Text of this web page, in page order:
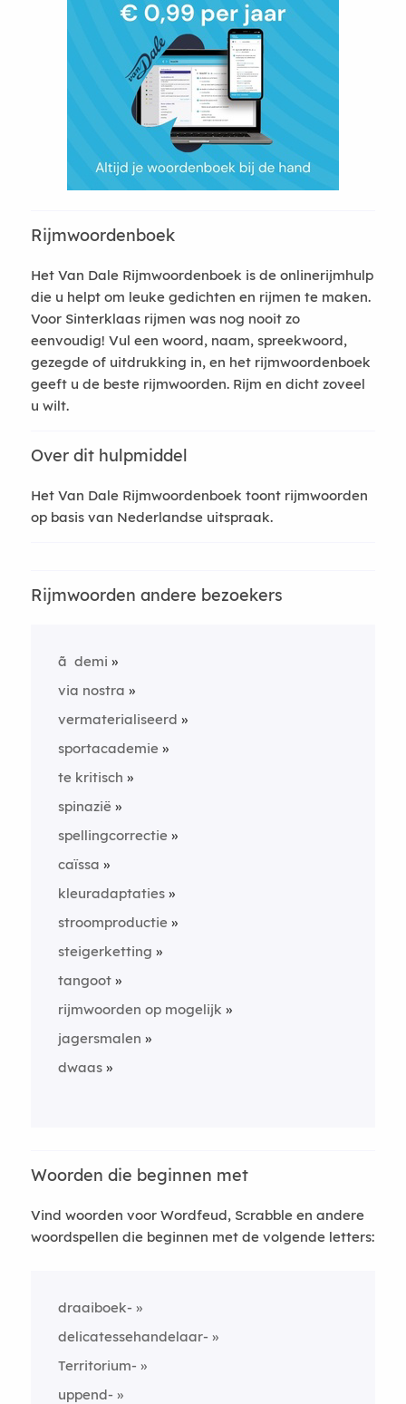
Rijmwoordenboek
Het Van Dale Rijmwoordenboek is de onlinerijmhulp
die u helpt om leuke gedichten en rijmen te maken.
Voor Sinterklaas rijmen was nog nooit zo
eenvoudig! Vul een woord, naam, spreekwoord,
gezegde of uitdrukking in, en het rijmwoordenboek
geeft u de beste rijmwoorden. Rijm en dicht zoveel
u wilt.
Over dit hulpmiddel
Het Van Dale Rijmwoordenboek toont rijmwoorden
op basis van Nederlandse uitspraak.
Rijmwoorden andere bezoekers
ã demi
via nostra
vermaterialiseerd
sportacademie
te kritisch
spinazië
spellingcorrectie
caïssa
kleuradaptaties
stroomproductie
steigerketting
tangoot
rijmwoorden op mogelijk
jagersmalen
dwaas
Woorden die beginnen met
Vind woorden voor Wordfeud, Scrabble en andere
woordspellen die beginnen met de volgende letters:
draaiboek-
delicatessehandelaar-
Territorium-
uppend-